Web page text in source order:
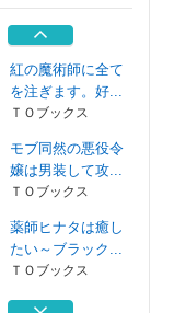
たい～ブラック...
ＴＯブックス
紅の魔術師に全て
を注ぎます。好...
ＴＯブックス
モブ同然の悪役令
嬢は男装して攻...
ＴＯブックス
薬師ヒナタは癒し
たい～ブラック...
ＴＯブックス
紅の魔術師に全て